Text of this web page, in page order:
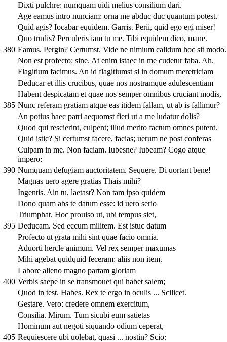
Dixti pulchre: numquam uidi melius consilium dari.
Age eamus intro nunciam: orna me abduc duc quantum potest.
Quid agis? Iocabar equidem. Garris. Perii, quid ego egi miser!
Quo trudis? Perculeris iam tu me. Tibi equidem dico, mane.
380 Eamus. Pergin? Certumst. Vide ne nimium calidum hoc sit modo.
Non est profecto: sine. At enim istaec in me cudetur faba. Ah.
Flagitium facimus. An id flagitiumst si in domum meretriciam
Deducar et illis crucibus, quae nos nostramque adulescentiam
Habent despicatam et quae nos semper omnibus cruciant modis,
385 Nunc referam gratiam atque eas itidem fallam, ut ab is fallimur?
An potius haec patri aequomst fieri ut a me ludatur dolis?
Quod qui rescierint, culpent; illud merito factum omnes putent.
Quid istic? Si certumst facere, facias; uerum ne post conferas
Culpam in me. Non faciam. Iubesne? Iubeam? Cogo atque
impero:
390 Numquam defugiam auctoritatem. Sequere. Di uortant bene!
Magnas uero agere gratias Thais mihi?
Ingentis. Ain tu, laetast? Non tam ipso quidem
Dono quam abs te datum esse: id uero serio
Triumphat. Hoc prouiso ut, ubi tempus siet,
395 Deducam. Sed eccum militem. Est istuc datum
Profecto ut grata mihi sint quae facio omnia.
Aduorti hercle animum. Vel rex semper maxumas
Mihi agebat quidquid feceram: aliis non item.
Labore alieno magno partam gloriam
400 Verbis saepe in se transmouet qui habet salem;
Quod in test. Habes. Rex te ergo in oculis ... Scilicet.
Gestare. Vero: credere omnem exercitum,
Consilia. Mirum. Tum sicubi eum satietas
Hominum aut negoti siquando odium ceperat,
405 Requiescere ubi uolebat, quasi ... nostin? Scio: